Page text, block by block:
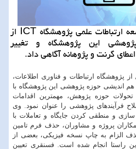
معاون پژوهش و توسعه ارتباطات علمی پژوهشگاه ICT از
این پژوهشگاه و تغییر
گرنت و پژوهانه آگاهی داد.
پژوهشگاه ارتباطات و فناوری اطلاعات،
اندیشی حوزه پژوهشی این پژوهشگاه با
تحولات حوزه پژوهش، مهمترین اقدامات
فرآیندهای پژوهشی را عنوان نمود. وی
و منطقی کردن جایگاه و تعاملات با
پروژه و مشاوران، حذف فرم تامین
الزام به چاپ نسخه فیزیکی، بعضی از
راستا انجام شده است. فسنقری تعیین